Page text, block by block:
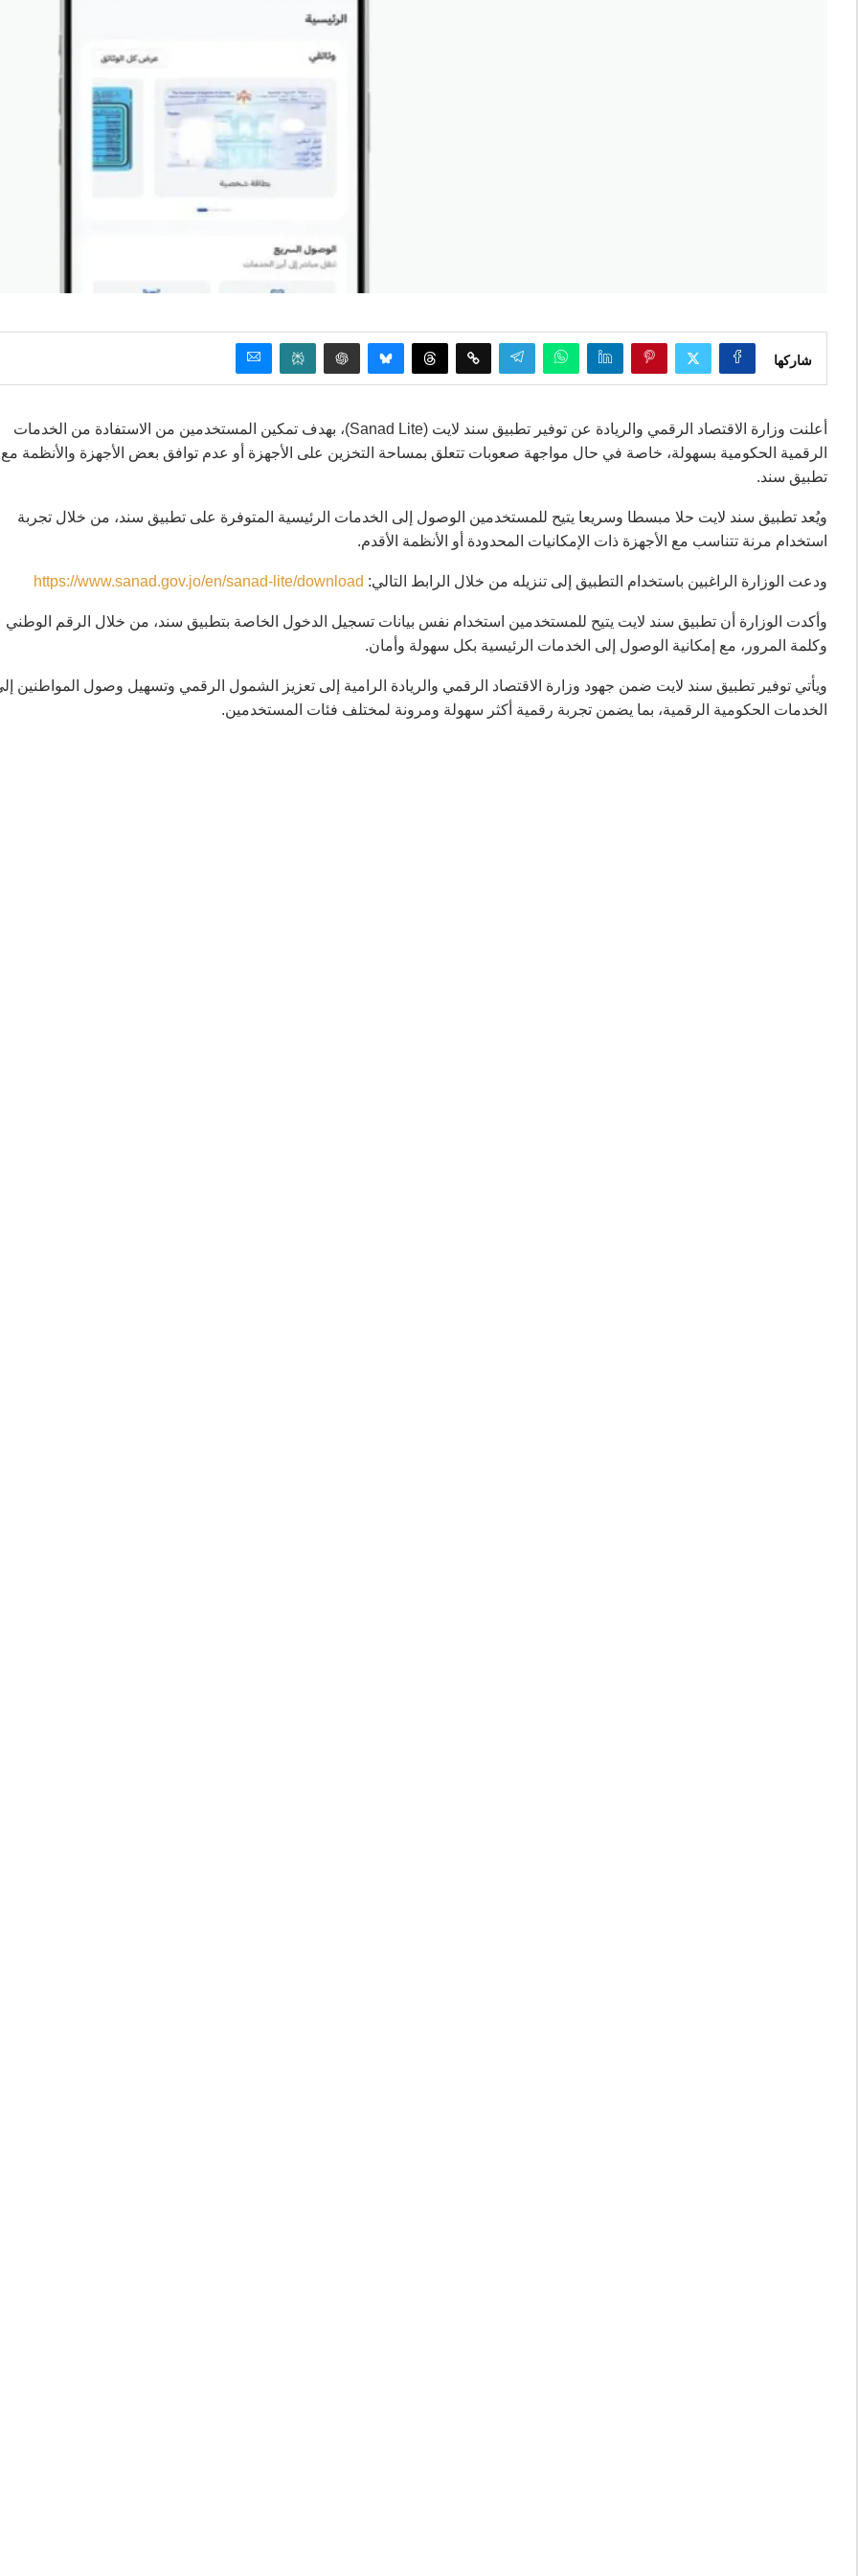
شاركها
أعلنت وزارة الاقتصاد الرقمي والريادة عن توفير تطبيق سند لايت (Sanad Lite)، بهدف تمكين المستخدمين من الاستفادة من الخدمات
الرقمية الحكومية بسهولة، خاصة في حال مواجهة صعوبات تتعلق بمساحة التخزين على الأجهزة أو عدم توافق بعض الأجهزة والأنظمة مع
تطبيق سند.
ويُعد تطبيق سند لايت حلا مبسطا وسريعا يتيح للمستخدمين الوصول إلى الخدمات الرئيسية المتوفرة على تطبيق سند، من خلال تجربة
استخدام مرنة تتناسب مع الأجهزة ذات الإمكانيات المحدودة أو الأنظمة الأقدم.
ودعت الوزارة الراغبين باستخدام التطبيق إلى تنزيله من خلال الرابط التالي:
وأكدت الوزارة أن تطبيق سند لايت يتيح للمستخدمين استخدام نفس بيانات تسجيل الدخول الخاصة بتطبيق سند، من خلال الرقم الوطني
وكلمة المرور، مع إمكانية الوصول إلى الخدمات الرئيسية بكل سهولة وأمان.
ويأتي توفير تطبيق سند لايت ضمن جهود وزارة الاقتصاد الرقمي والريادة الرامية إلى تعزيز الشمول الرقمي وتسهيل وصول المواطنين
الخدمات الحكومية الرقمية، بما يضمن تجربة رقمية أكثر سهولة ومرونة لمختلف فئات المستخدمين.